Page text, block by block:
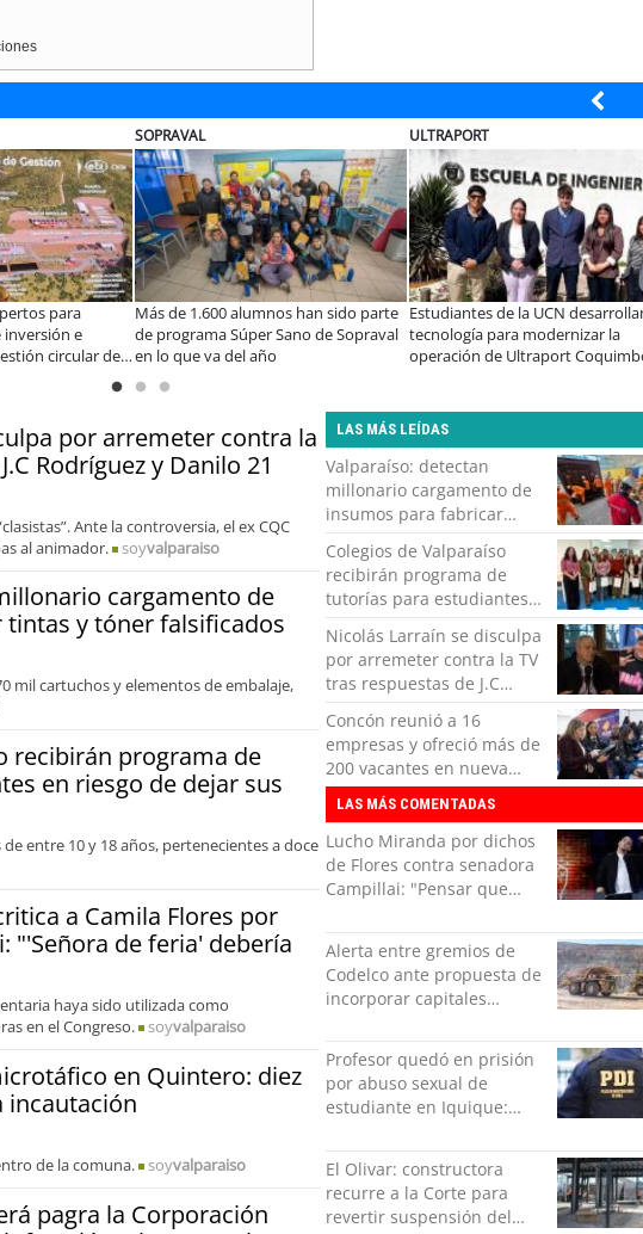
Más de 1.600 alumnos han sido parte
de programa Súper Sano de Sopraval
en lo que va del año
Estudiantes de la UCN desarrollan
tecnología para modernizar la
operación de Ultraport Coquimbo
privada
por arremeter contra la
Rodríguez y Danilo 21
Ante la controversia, el ex CQC
al animador.
soyvalparaiso
cargamento de
y tóner falsificados
mil cartuchos y elementos de embalaje,
recibirán programa de
en riesgo de dejar sus
entre 10 y 18 años, pertenecientes a doce
a Camila Flores por
"'Señora de feria' debería
haya sido utilizada como
en el Congreso.
soyvalparaiso
en Quintero: diez
incautación
de la comuna. soyvalparaiso
pagra la Corporación
LAS MÁS LEÍDAS
Valparaíso: detectan
millonario cargamento de
insumos para fabricar
tintas y tóner falsificados
Colegios de Valparaíso
recibirán programa de
tutorías para estudiantes
en riesgo de dejar sus
estudios
Nicolás Larraín se disculpa
por arremeter contra la TV
tras respuestas de J.C
Rodríguez y Danilo 21
Concón reunió a 16
empresas y ofreció más de
200 vacantes en nueva
Feria Laboral
LAS MÁS COMENTADAS
Lucho Miranda por dichos
de Flores contra senadora
Campillai: "Pensar que
es una forma de quitar
dignidad"
Alerta entre gremios de
Codelco ante propuesta de
incorporar capitales
Profesor quedó en prisión
por abuso sexual de
estudiante en Iquique:
El Olivar: constructora
recurre a la Corte para
revertir suspensión del